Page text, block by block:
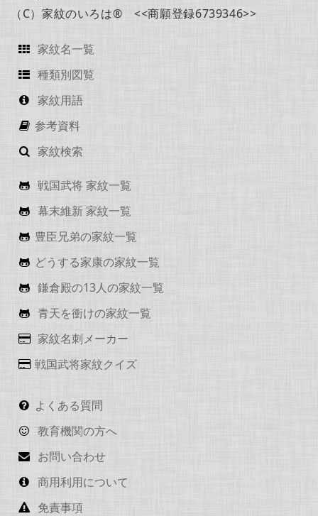
（C）家紋のいろは® <<商願登録6739346>>
家紋名一覧
種類別図覧
家紋用語
参考資料
家紋検索
戦国武将 家紋一覧
幕末維新 家紋一覧
豊臣兄弟の家紋一覧
どうする家康の家紋一覧
鎌倉殿の13人の家紋一覧
青天を衝けの家紋一覧
家紋名刺メーカー
戦国武将家紋クイズ
よくある質問
教育機関の方へ
お問い合わせ
商用利用について
免責事項